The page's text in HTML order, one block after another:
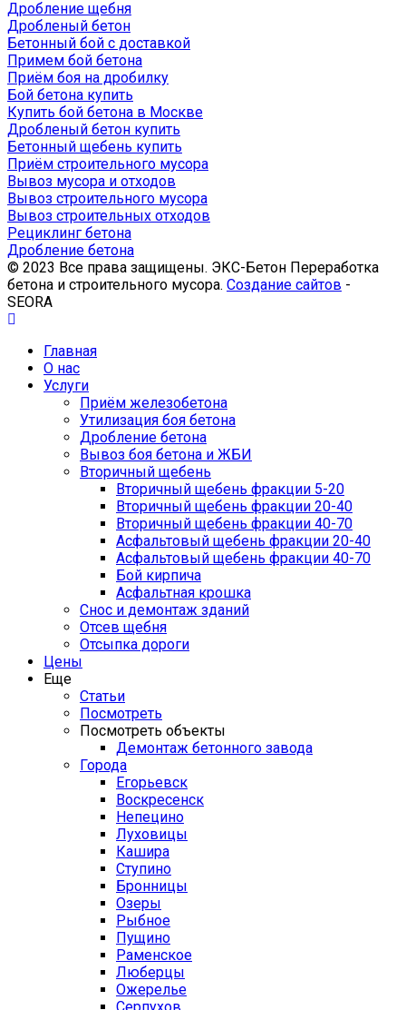
Дробление щебня
Дробленый бетон
Бетонный бой с доставкой
Примем бой бетона
Приём боя на дробилку
Бой бетона купить
Купить бой бетона в Москве
Дробленый бетон купить
Бетонный щебень купить
Приём строительного мусора
Вывоз мусора и отходов
Вывоз строительного мусора
Вывоз строительных отходов
Рециклинг бетона
Дробление бетона
© 2023 Все права защищены. ЭКС-Бетон Переработка
бетона и строительного мусора. Создание сайтов -
SEORA
Главная
О нас
Услуги
Приём железобетона
Утилизация боя бетона
Дробление бетона
Вывоз боя бетона и ЖБИ
Вторичный щебень
Вторичный щебень фракции 5-20
Вторичный щебень фракции 20-40
Вторичный щебень фракции 40-70
Асфальтовый щебень фракции 20-40
Асфальтовый щебень фракции 40-70
Бой кирпича
Асфальтная крошка
Снос и демонтаж зданий
Отсев щебня
Отсыпка дороги
Цены
Еще
Статьи
Посмотреть
Посмотреть объекты
Демонтаж бетонного завода
Города
Егорьевск
Воскресенск
Непецино
Луховицы
Кашира
Ступино
Бронницы
Озеры
Рыбное
Пущино
Раменское
Люберцы
Ожерелье